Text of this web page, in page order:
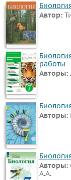
Автор:
работы
Авторы:
Авторы:
Авторы:
А.А.